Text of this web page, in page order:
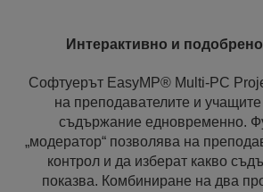
Интерактивно и
Софтуерът EasyMP® Multi-PC
на преподавателите и
съдържание едновременно.
„модератор“ позволява на
контрол и да изберат какво
показва. Комбиниране на два